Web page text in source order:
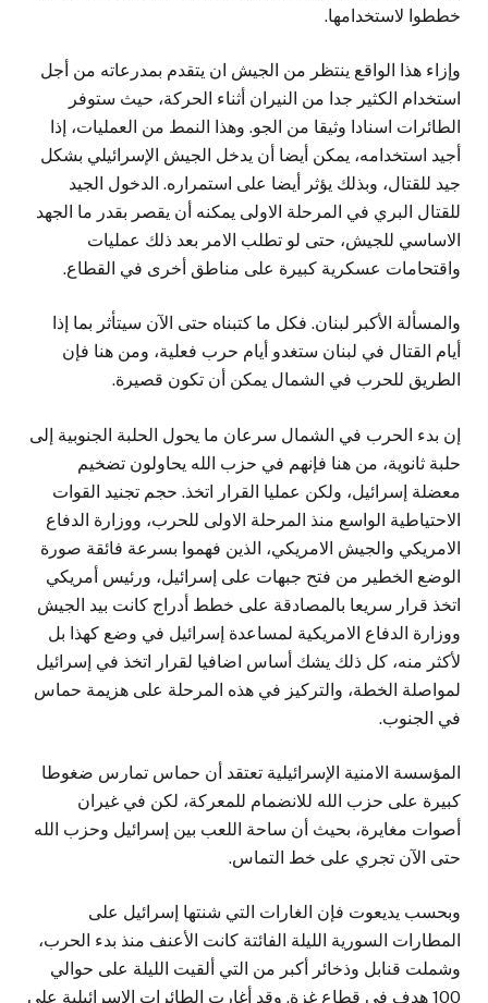
خططوا لاستخدامها.
وإزاء هذا الواقع ينتظر من الجيش ان يتقدم بمدرعاته من أجل
استخدام الكثير جدا من النيران أثناء الحركة، حيث ستوفر
الطائرات اسنادا وثيقا من الجو. وهذا النمط من العمليات، إذا
أجيد استخدامه، يمكن أيضا أن يدخل الجيش الإسرائيلي بشكل
جيد للقتال، وبذلك يؤثر أيضا على استمراره. الدخول الجيد
للقتال البري في المرحلة الاولى يمكنه أن يقصر بقدر ما الجهد
الاساسي للجيش، حتى لو تطلب الامر بعد ذلك عمليات
واقتحامات عسكرية كبيرة على مناطق أخرى في القطاع.
والمسألة الأكبر لبنان. فكل ما كتبناه حتى الآن سيتأثر بما إذا
أيام القتال في لبنان ستغدو أيام حرب فعلية، ومن هنا فإن
الطريق للحرب في الشمال يمكن أن تكون قصيرة.
إن بدء الحرب في الشمال سرعان ما يحول الحلبة الجنوبية إلى
حلبة ثانوية، من هنا فإنهم في حزب الله يحاولون تضخيم
معضلة إسرائيل، ولكن عمليا القرار اتخذ. حجم تجنيد القوات
الاحتياطية الواسع منذ المرحلة الاولى للحرب، ووزارة الدفاع
الامريكي والجيش الامريكي، الذين فهموا بسرعة فائقة صورة
الوضع الخطير من فتح جبهات على إسرائيل، ورئيس أمريكي
اتخذ قرار سريعا بالمصادقة على خطط أدراج كانت بيد الجيش
ووزارة الدفاع الامريكية لمساعدة إسرائيل في وضع كهذا بل
لأكثر منه، كل ذلك يشك أساس اضافيا لقرار اتخذ في إسرائيل
لمواصلة الخطة، والتركيز في هذه المرحلة على هزيمة حماس
في الجنوب.
المؤسسة الامنية الإسرائيلية تعتقد أن حماس تمارس ضغوطا
كبيرة على حزب الله للانضمام للمعركة، لكن في غيران
أصوات مغايرة، بحيث أن ساحة اللعب بين إسرائيل وحزب الله
حتى الآن تجري على خط التماس.
وبحسب يديعوت فإن الغارات التي شنتها إسرائيل على
المطارات السورية الليلة الفائتة كانت الأعنف منذ بدء الحرب،
وشملت قنابل وذخائر أكبر من التي ألقيت الليلة على حوالي
100 هدف في قطاع غزة. وقد أغارت الطائرات الإسرائيلية على